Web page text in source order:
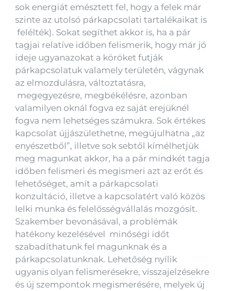
sok energiát emésztett fel, hogy a felek már
szinte az utolsó párkapcsolati tartalékaikat is
felélték). Sokat segíthet akkor is, ha a pár
tagjai relatíve időben felismerik, hogy már jó
ideje ugyanazokat a köröket futják
párkapcsolatuk valamely területén, vágynak
az elmozdulásra, változtatásra,
megegyezésre, megbékélésre, azonban
valamilyen oknál fogva ez saját erejüknél
fogva nem lehetséges számukra. Sok értékes
kapcsolat újjászülethetne, megújulhatna „az
enyészetből”, illetve sok sebtől kímélhetjük
meg magunkat akkor, ha a pár mindkét tagja
időben felismeri és megismeri azt az erőt és
lehetőséget, amit a párkapcsolati
konzultáció, illetve a kapcsolatért való közös
lelki munka és felelősségvállalás mozgósít.
Szakember bevonásával, a problémák
hatékony kezelésével minőségi időt
szabadíthatunk fel magunknak és a
párkapcsolatunknak. Lehetőség nyílik
ugyanis olyan felismerésekre, visszajelzésekre
és új szempontok megismerésére, melyek új